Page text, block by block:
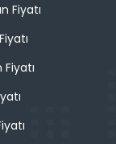
Fiyatı
Fiyatı